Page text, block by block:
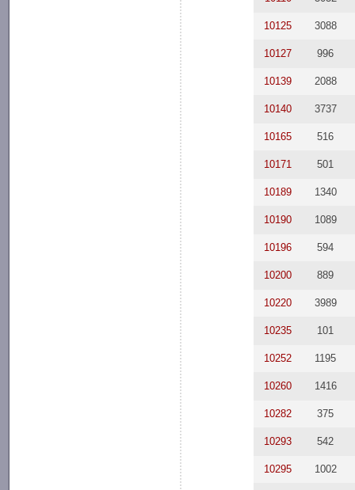
10125 3088
10127 996
10139 2088
10140 3737
10165 516
10171 501
10189 1340
10190 1089
10196 594
10200 889
10220 3989
10235 101
10252 1195
10260 1416
10282 375
10293 542
10295 1002